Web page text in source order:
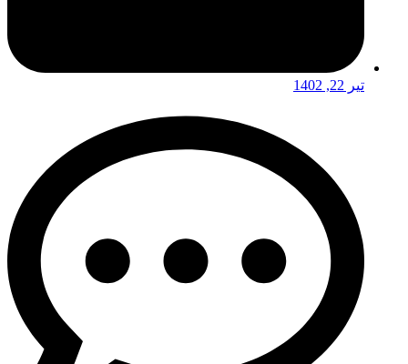
تیر 22, 1402